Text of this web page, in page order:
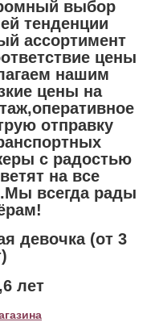
выбор
тенденции
ассортимент
цены
нашим
цены на
отправку
с радостью
на все
всегда рады
девочка (от 3
лет